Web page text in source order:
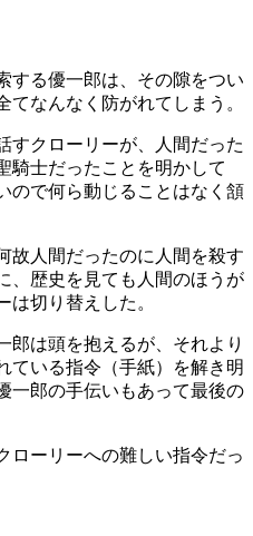
する優一郎は、その隙をつい
なんなく防がれてしまう。
すクローリーが、人間だった
騎士だったことを明かして
ので何ら動じることはなく頷
故人間だったのに人間を殺す
、歴史を見ても人間のほうが
は切り替えした。
郎は頭を抱えるが、それより
ている指令（手紙）を解き明
一郎の手伝いもあって最後の
ローリーへの難しい指令だっ